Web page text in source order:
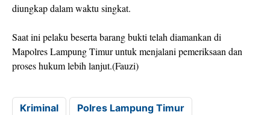
diungkap dalam waktu singkat.
Saat ini pelaku beserta barang bukti telah diamankan di
Mapolres Lampung Timur untuk menjalani pemeriksaan dan
proses hukum lebih lanjut.(Fauzi)
Kriminal Polres Lampung Timur